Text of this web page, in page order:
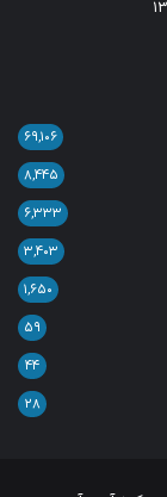
۶۹,۱۰۶
۸,۴۴۵
۶,۳۳۳
۳,۴۰۳
۱,۶۵۰
۵۹
۴۴
۲۸